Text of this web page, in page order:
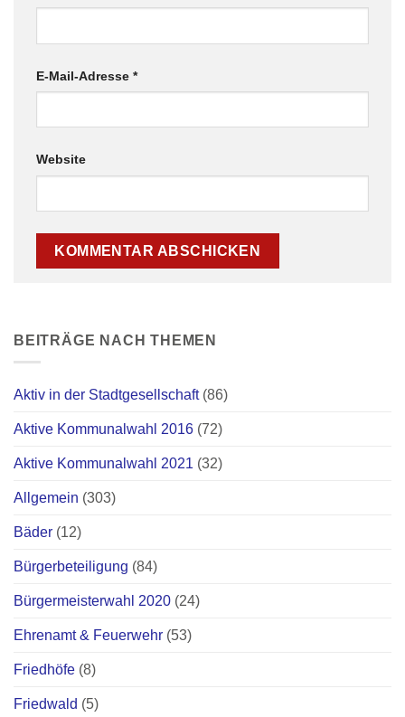
E-Mail-Adresse *
Website
BEITRÄGE NACH THEMEN
Aktiv in der Stadtgesellschaft(86)
Aktive Kommunalwahl 2016 (72)
Aktive Kommunalwahl 2021 (32)
Allgemein (303)
Bäder (12)
Bürgerbeteiligung (84)
Bürgermeisterwahl 2020 (24)
Ehrenamt & Feuerwehr (53)
Friedhöfe (8)
Friedwald (5)